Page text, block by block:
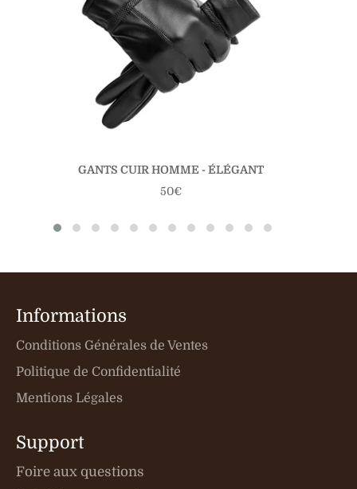
GANTS CUIR HOMME - ÉLÉGANT
Prix
50€
Informations
Conditions Générales de Ventes
Politique de Confidentialité
Mentions Légales
Support
Foire aux questions